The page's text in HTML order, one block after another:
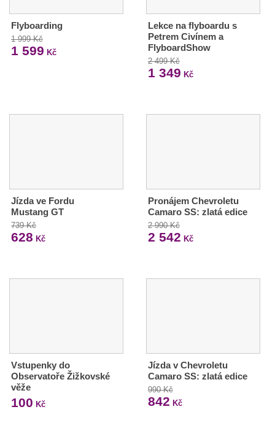
Flyboarding
1 999 Kč
1 599 Kč
Lekce na flyboardu s
Petrem Civínem a
FlyboardShow
2 499 Kč
1 349 Kč
Jízda ve Fordu
Mustang GT
739 Kč
628 Kč
Pronájem Chevroletu
Camaro SS: zlatá edice
2 990 Kč
2 542 Kč
Vstupenky do
Observatoře Žižkovské
věže
100 Kč
Jízda v Chevroletu
Camaro SS: zlatá edice
990 Kč
842 Kč